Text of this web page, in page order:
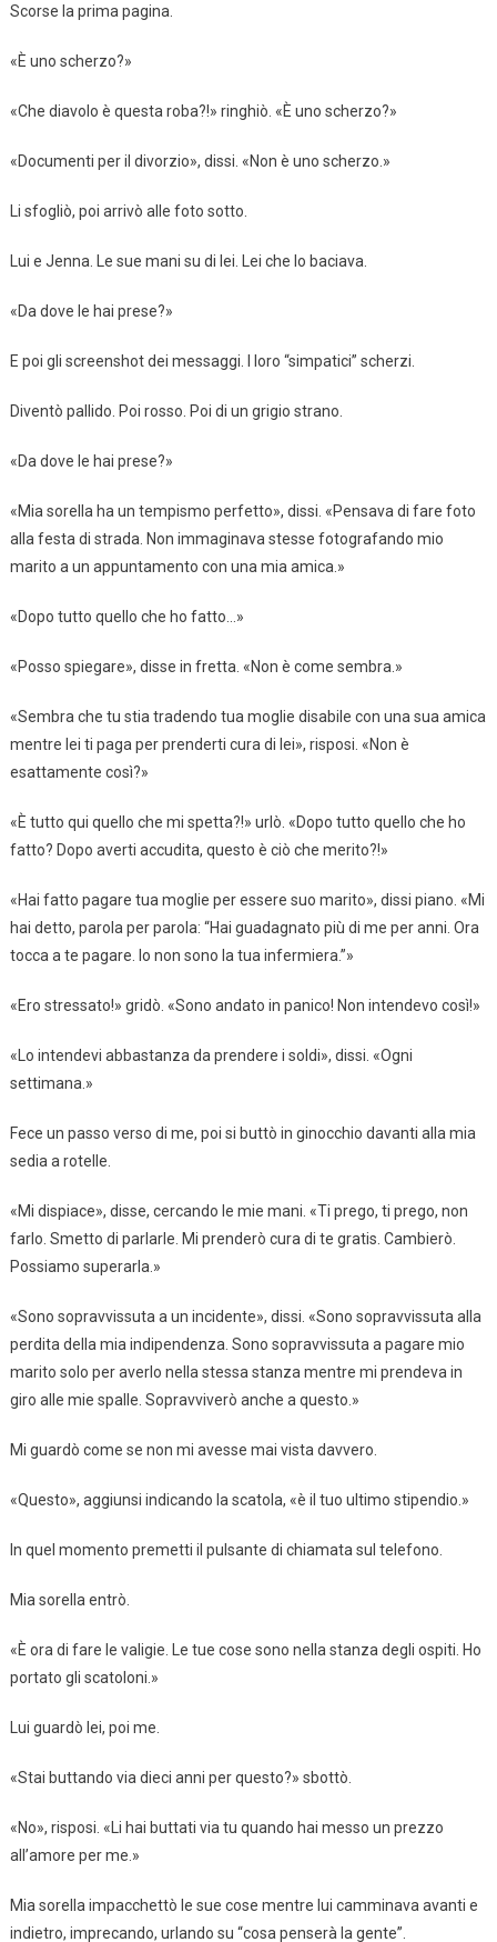
Scorse la prima pagina.
«È uno scherzo?»
«Che diavolo è questa roba?!» ringhiò. «È uno scherzo?»
«Documenti per il divorzio», dissi. «Non è uno scherzo.»
Li sfogliò, poi arrivò alle foto sotto.
Lui e Jenna. Le sue mani su di lei. Lei che lo baciava.
«Da dove le hai prese?»
E poi gli screenshot dei messaggi. I loro “simpatici” scherzi.
Diventò pallido. Poi rosso. Poi di un grigio strano.
«Da dove le hai prese?»
«Mia sorella ha un tempismo perfetto», dissi. «Pensava di fare foto
alla festa di strada. Non immaginava stesse fotografando mio
marito a un appuntamento con una mia amica.»
«Dopo tutto quello che ho fatto…»
«Posso spiegare», disse in fretta. «Non è come sembra.»
«Sembra che tu stia tradendo tua moglie disabile con una sua amica
mentre lei ti paga per prenderti cura di lei», risposi. «Non è
esattamente così?»
«È tutto qui quello che mi spetta?!» urlò. «Dopo tutto quello che ho
fatto? Dopo averti accudita, questo è ciò che merito?!»
«Hai fatto pagare tua moglie per essere suo marito», dissi piano. «Mi
hai detto, parola per parola: “Hai guadagnato più di me per anni. Ora
tocca a te pagare. Io non sono la tua infermiera.”»
«Ero stressato!» gridò. «Sono andato in panico! Non intendevo così!»
«Lo intendevi abbastanza da prendere i soldi», dissi. «Ogni
settimana.»
Fece un passo verso di me, poi si buttò in ginocchio davanti alla mia
sedia a rotelle.
«Mi dispiace», disse, cercando le mie mani. «Ti prego, ti prego, non
farlo. Smetto di parlarle. Mi prenderò cura di te gratis. Cambierò.
Possiamo superarla.»
«Sono sopravvissuta a un incidente», dissi. «Sono sopravvissuta alla
perdita della mia indipendenza. Sono sopravvissuta a pagare mio
marito solo per averlo nella stessa stanza mentre mi prendeva in
giro alle mie spalle. Sopravviverò anche a questo.»
Mi guardò come se non mi avesse mai vista davvero.
«Questo», aggiunsi indicando la scatola, «è il tuo ultimo stipendio.»
In quel momento premetti il pulsante di chiamata sul telefono.
Mia sorella entrò.
«È ora di fare le valigie. Le tue cose sono nella stanza degli ospiti. Ho
portato gli scatoloni.»
Lui guardò lei, poi me.
«Stai buttando via dieci anni per questo?» sbottò.
«No», risposi. «Li hai buttati via tu quando hai messo un prezzo
all’amore per me.»
Mia sorella impacchettò le sue cose mentre lui camminava avanti e
indietro, imprecando, urlando su “cosa penserà la gente”.